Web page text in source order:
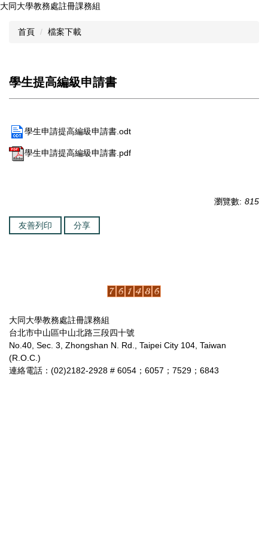
跳
區
大同大學教務處註冊課務組
首頁 檔案下載
學生提高編級申請書
學生申請提高編級申請書.odt
學生申請提高編級申請書.pdf
瀏覽數: 815
友善列印 分享
大同大學教務處註冊課務組
台北市中山區中山北路三段四十號
No.40, Sec. 3, Zhongshan N. Rd., Taipei City 104, Taiwan
(R.O.C.)
連絡電話：(02)2182-2928 # 6054；6057；7529；6843